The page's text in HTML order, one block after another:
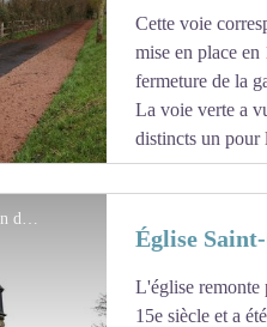
en plein écran
en plein écran
Cette voie
mise en place en
fermeture de la
La voie verte a
distincts un pour
Église Saint-Ouen de Livarot - Amis de saint Colomban
Église
L'église remonte
15e siècle et a